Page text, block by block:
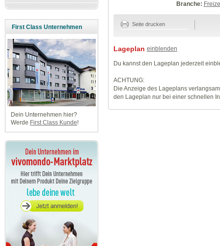
First Class Unternehmen
Dein Unternehmen hier?
Werde First Class Kunde!
Branche:
Seite drucken
Lageplan einblenden
Du kannst den Lageplan jederzeit
ACHTUNG:
Die Anzeige des Lageplans
den Lageplan nur bei einer schnellen